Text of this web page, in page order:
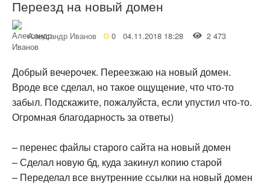
Переезд на новый домен
Александр Иванов 0 04.11.2018 18:28 2 473
Добрый вечерочек. Переезжаю на новый домен.
Вроде все сделал, но такое ощущение, что что-то
забыл. Подскажите, пожалуйста, если упустил что-то.
Огромная благодарность за ответы)
– перенес файлы старого сайта на новый домен
– Сделал новую бд, куда закинул копию старой
– Переделал все внутренние ссылки на новый домен